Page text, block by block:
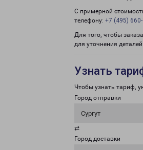
С примерной
телефону: +7 (495) 660-
Для того, чтобы
для уточнения
Узнать
Чтобы узнать тариф,
Город отправки
Сургут
⇄
Город доставки